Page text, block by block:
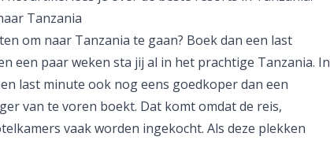
Tanzania
om naar Tanzania te gaan? Boek dan een last
een paar weken sta jij al in het prachtige Tanzania. In
last minute ook nog eens goedkoper dan een
van te voren boekt. Dat komt omdat de reis,
vaak worden ingekocht. Als deze plekken